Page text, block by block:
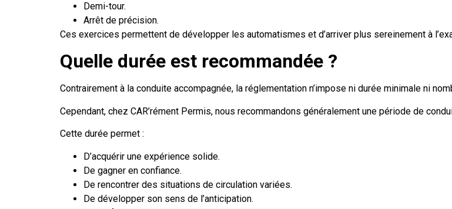
Demi-tour.
Arrêt de précision.
Ces exercices permettent de développer les automatismes et d’arriver plus sereinement à
Quelle durée est recommandée ?
Contrairement à la conduite accompagnée, la réglementation n’impose ni durée minimale ni
Cependant, chez CAR’rément Permis, nous recommandons généralement une période de
Cette durée permet :
D’acquérir une expérience solide.
De gagner en confiance.
De rencontrer des situations de circulation variées.
De développer son sens de l’anticipation.